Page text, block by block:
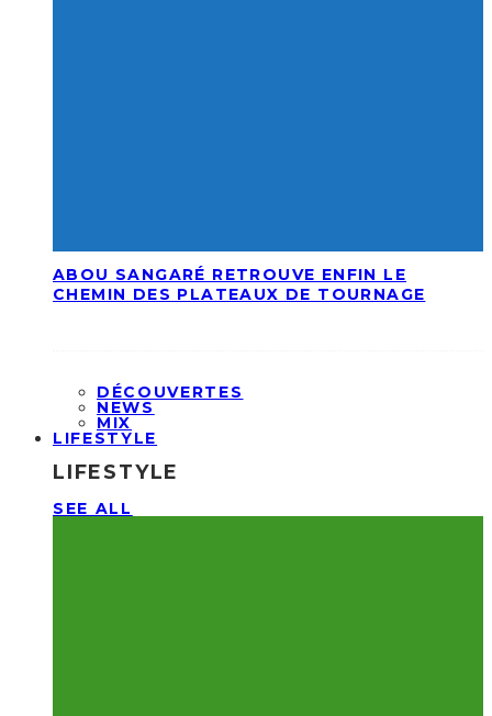
ABOU SANGARÉ RETROUVE ENFIN LE
CHEMIN DES PLATEAUX DE TOURNAGE
DÉCOUVERTES
NEWS
MIX
LIFESTYLE
LIFESTYLE
SEE ALL